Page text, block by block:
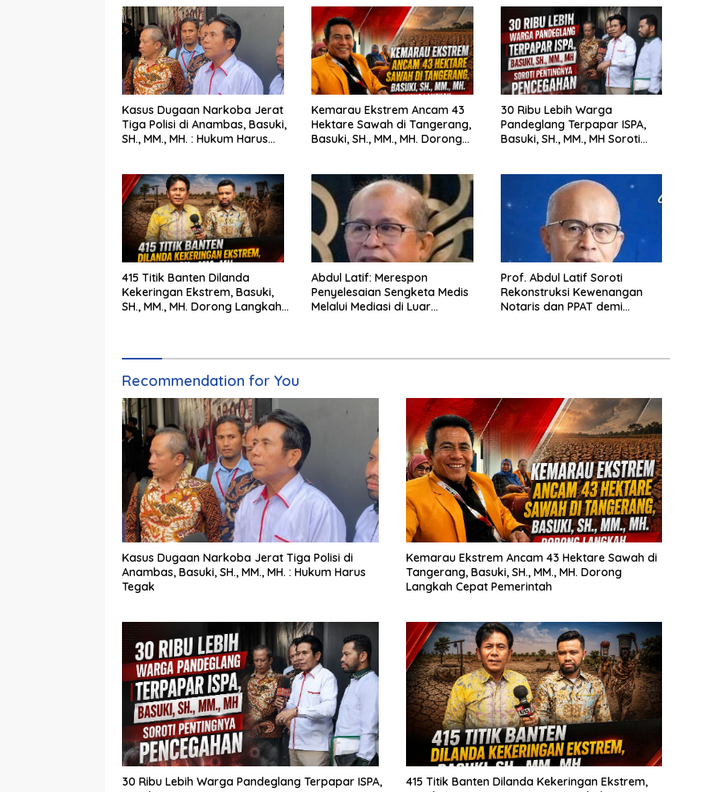
Kasus Dugaan Narkoba Jerat
Tiga Polisi di Anambas, Basuki,
SH., MM., MH. : Hukum Harus
Kemarau Ekstrem Ancam 43
Hektare Sawah di Tangerang,
Basuki, SH., MM., MH. Dorong
30 Ribu Lebih Warga
Pandeglang Terpapar ISPA,
Basuki, SH., MM., MH Soroti
415 Titik Banten Dilanda
Kekeringan Ekstrem, Basuki,
SH., MM., MH. Dorong Langkah
Abdul Latif: Merespon
Penyelesaian Sengketa Medis
Melalui Mediasi di Luar
Prof. Abdul Latif Soroti
Rekonstruksi Kewenangan
Notaris dan PPAT demi
Recommendation for You
Kasus Dugaan Narkoba Jerat Tiga Polisi di
Anambas, Basuki, SH., MM., MH. : Hukum Harus
Tegak
Kemarau Ekstrem Ancam 43 Hektare Sawah di
Tangerang, Basuki, SH., MM., MH. Dorong
Langkah Cepat Pemerintah
30 Ribu Lebih Warga Pandeglang Terpapar ISPA,
415 Titik Banten Dilanda Kekeringan Ekstrem,